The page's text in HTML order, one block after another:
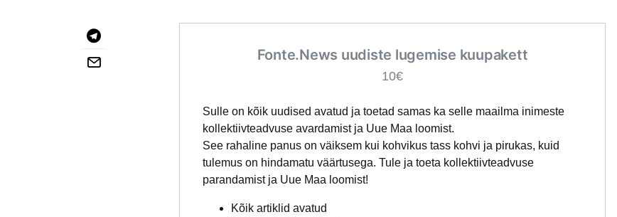
Fonte.News uudiste lugemise kuupakett
10€
Sulle on kõik uudised avatud ja toetad samas ka selle maailma inimeste
kollektiivteadvuse avardamist ja Uue Maa loomist.
See rahaline panus on väiksem kui kohvikus tass kohvi ja pirukas, kuid
tulemus on hindamatu väärtusega. Tule ja toeta kollektiivteadvuse
parandamist ja Uue Maa loomist!
Kõik artiklid avatud